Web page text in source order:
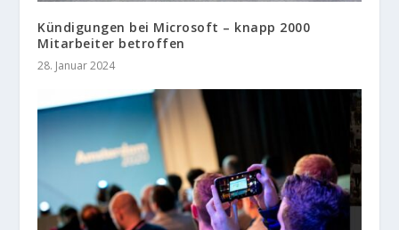
Kündigungen bei Microsoft – knapp 2000
Mitarbeiter betroffen
28. Januar 2024